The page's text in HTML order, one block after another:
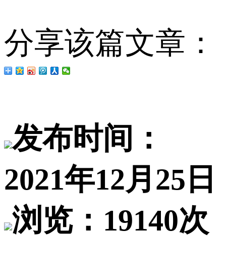
分享该篇文章：
发布时间：
2021年12月25日
浏览：19140次